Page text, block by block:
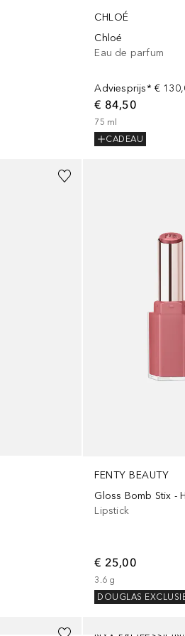
CHLOÉ
Chloé
Eau de parfum
Adviesprijs* €
€ 84,50
75 ml
CADEAU
FENTY BEAUTY
Gloss Bomb Stix -
Lipstick
€ 25,00
3.6 g
DOUGLAS
+9
+21